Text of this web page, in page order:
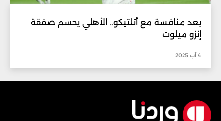
بعد منافسة مع أتلتيكو.. الأهلي يحسم صفقة
إنزو ميلوت
4 آب 2025